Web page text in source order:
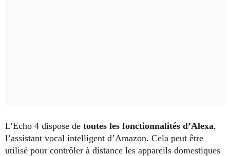
L’Echo 4 dispose de toutes les fonctionnalités d’Alexa,
l’assistant vocal intelligent d’Amazon. Cela peut être
utilisé pour contrôler à distance les appareils domestiques